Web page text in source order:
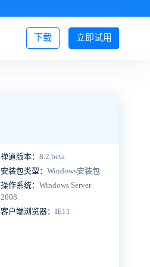
立即试用
下载 登录/注册
禅道版本： 8.2.beta
安装包类型： Windows安装包
操作系统： Windows Server
2008
客户端浏览器： IE11